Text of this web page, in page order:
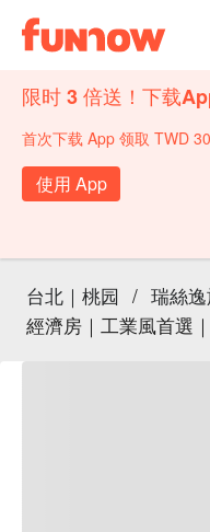
限时 3 倍送！下载
首次下载 App 领取 TWD
使用 App
台北｜桃园 / 瑞絲
經濟房｜工業風首選